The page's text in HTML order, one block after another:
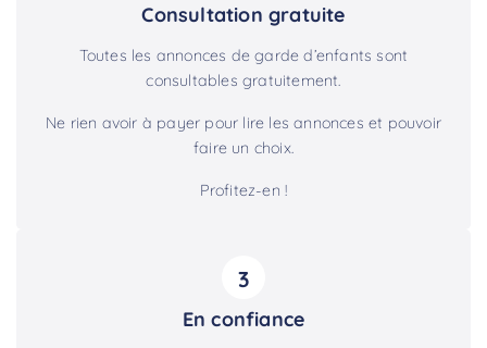
Consultation gratuite
Toutes les annonces de garde d’enfants sont
consultables gratuitement.
Ne rien avoir à payer pour lire les annonces et pouvoir
faire un choix.
Profitez-en !
3
En confiance